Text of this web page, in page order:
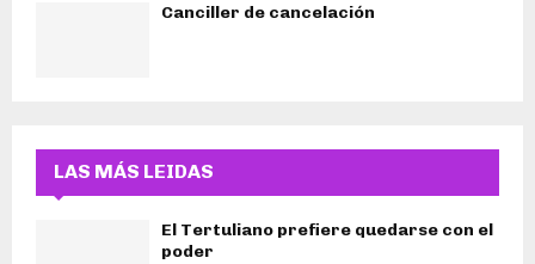
Canciller de cancelación
LAS MÁS LEIDAS
El Tertuliano prefiere quedarse con el
poder